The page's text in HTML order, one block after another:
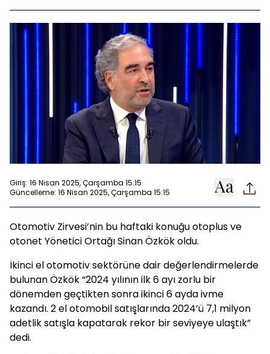
Giriş: 16 Nisan 2025, Çarşamba 15:15
Güncelleme: 16 Nisan 2025, Çarşamba 15:15
Otomotiv Zirvesi’nin bu haftaki konuğu otoplus ve
otonet Yönetici Ortağı Sinan Özkök oldu.
İkinci el otomotiv sektörüne dair değerlendirmelerde
bulunan Özkök “2024 yılının ilk 6 ayı zorlu bir
dönemden geçtikten sonra ikinci 6 ayda ivme
kazandı. 2 el otomobil satışlarında 2024’ü 7,1 milyon
adetlik satışla kapatarak rekor bir seviyeye ulaştık”
dedi.